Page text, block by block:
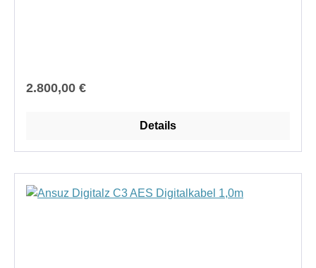
Regulärer Preis:
2.800,00 €
Details